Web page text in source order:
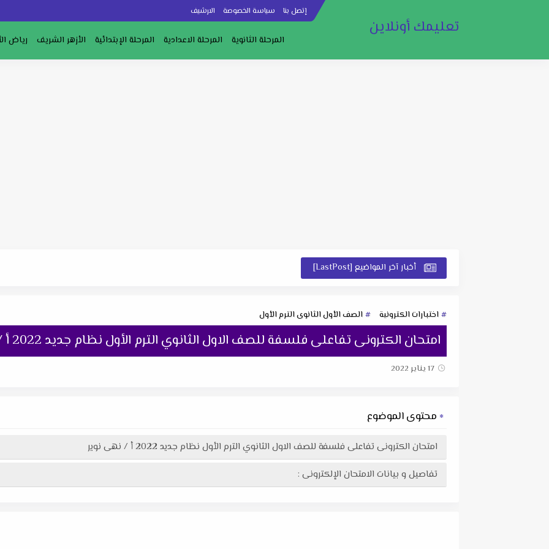
إتصل بنا سياسة الخصوصة الارشيف
تعليمك أونلاين
المرحلة الثانوية المرحلة الاعدادية المرحلة الإبتدائية الأزهر الشريف رياض
أخبار آخر المواضيع [LastPost]
اختبارات الكترونية الصف الأول الثانوى الترم الأول
امتحان الكترونى تفاعلى فلسفة للصف الاول الثانوي الترم الأول نظام جديد 2022 أ / نهى نوير
17 يناير 2022
محتوى الموضوع
امتحان الكترونى تفاعلى فلسفة للصف الاول الثانوي الترم الأول نظام جديد 2022 أ / نهى نوير
تفاصيل و بيانات الامتحان الإلكترونى :